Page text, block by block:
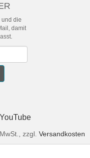
und die
damit
YouTube
zzgl. Versandkosten